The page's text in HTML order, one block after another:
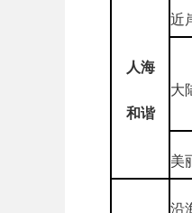
人海
和谐
近
大
美
沿